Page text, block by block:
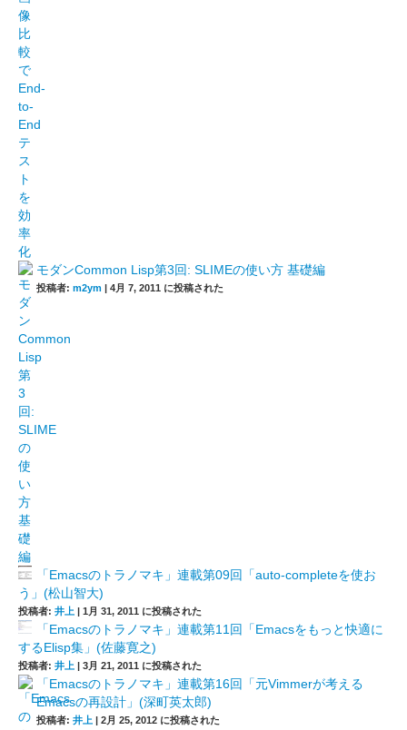
モダンCommon Lisp第3回: SLIMEの使い方 基礎編
投稿者: m2ym | 4月 7, 2011 に投稿された
「Emacsのトラノマキ」連載第09回「auto-completeを使お
う」(松山智大)
投稿者: 井上 | 1月 31, 2011 に投稿された
「Emacsのトラノマキ」連載第11回「Emacsをもっと快適に
するElisp集」(佐藤寛之)
投稿者: 井上 | 3月 21, 2011 に投稿された
「Emacsのトラノマキ」連載第16回「元Vimmerが考える
Emacsの再設計」(深町英太郎)
投稿者: 井上 | 2月 25, 2012 に投稿された